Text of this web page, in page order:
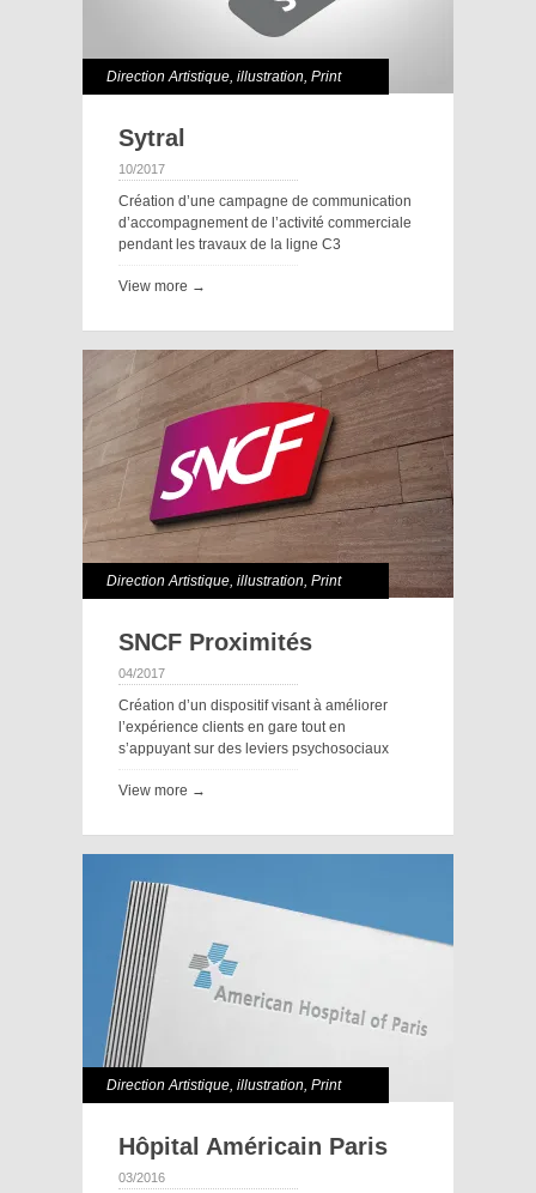
Direction Artistique, illustration, Print
Sytral
10/2017
Création d’une campagne de communication
d’accompagnement de l’activité commerciale
pendant les travaux de la ligne C3
View more →
Direction Artistique, illustration, Print
SNCF Proximités
04/2017
Création d’un dispositif visant à améliorer
l’expérience clients en gare tout en
s’appuyant sur des leviers psychosociaux
View more →
Direction Artistique, illustration, Print
Hôpital Américain Paris
03/2016